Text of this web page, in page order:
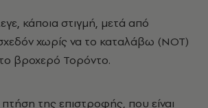
κάποια στιγμή, μετά από
χωρίς να το καταλάβω (ΝΟΤ)
βροχερό Τορόντο.
της επιστροφής, που είναι